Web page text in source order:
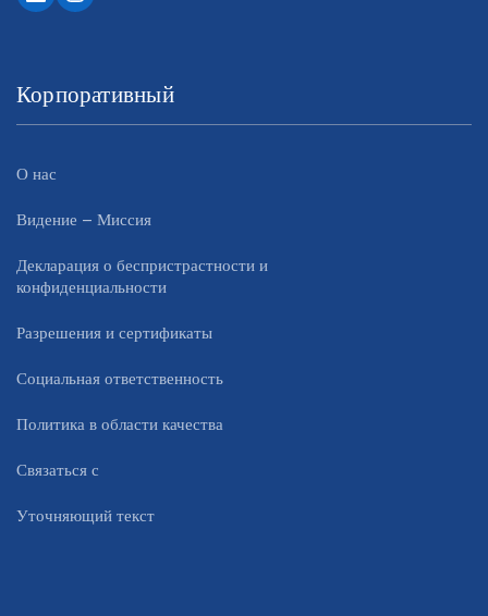
Корпоративный
О нас
Видение – Миссия
Декларация о беспристрастности и
конфиденциальности
Разрешения и сертификаты
Социальная ответственность
Политика в области качества
Связаться с
Уточняющий текст